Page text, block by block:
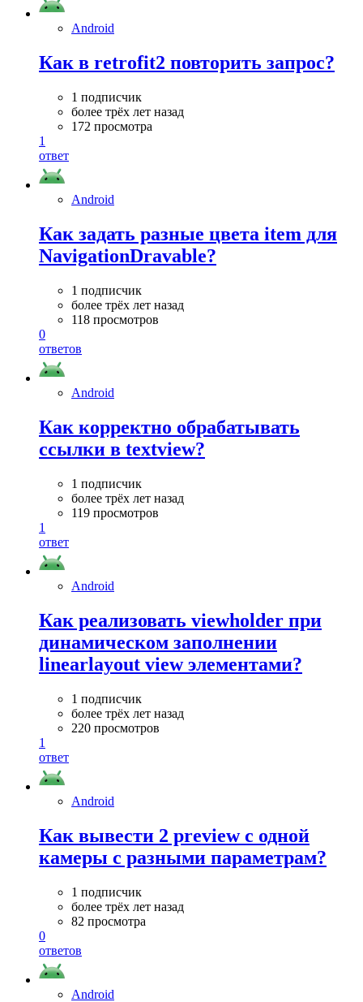
Android
Как в retrofit2 повторить запрос?
1 подписчик
более трёх лет назад
172 просмотра
1
ответ
Android
Как задать разные цвета item для
NavigationDravable?
1 подписчик
более трёх лет назад
118 просмотров
0
ответов
Android
Как корректно обрабатывать
ссылки в textview?
1 подписчик
более трёх лет назад
119 просмотров
1
ответ
Android
Как реализовать viewholder при
динамическом заполнении
linearlayout view элементами?
1 подписчик
более трёх лет назад
220 просмотров
1
ответ
Android
Как вывести 2 preview с одной
камеры с разными параметрам?
1 подписчик
более трёх лет назад
82 просмотра
0
ответов
Android